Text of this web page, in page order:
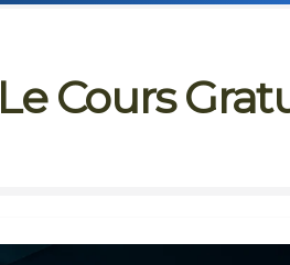
Le Cours